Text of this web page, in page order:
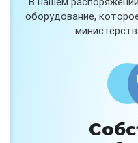
оборудование,